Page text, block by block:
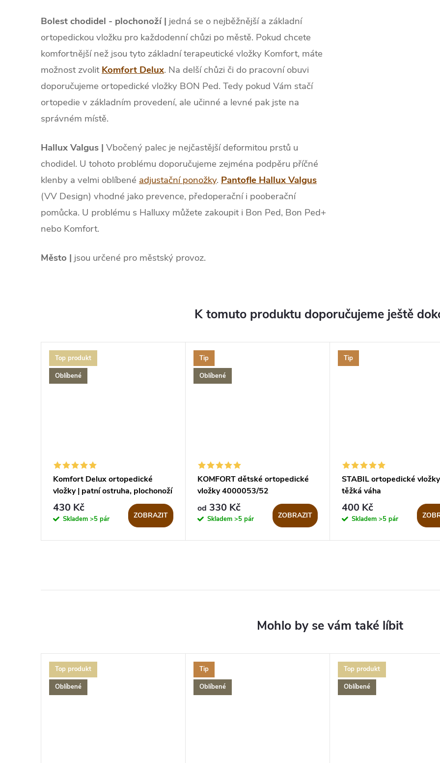
Bolest chodidel - plochonoží | jedná se o nejběžnější a základní
ortopedickou vložku pro každodenní chůzi po městě. Pokud chcete
komfortnější než jsou tyto základní terapeutické vložky Komfort, máte
možnost zvolitKomfort Delux. Na delší chůzi či do pracovní obuvi
doporučujeme ortopedické vložky BON Ped. Tedy pokud Vám stačí
ortopedie v základním provedení, ale učinné a levné pak jste na
správném místě.
Hallux Valgus | Vbočený palec je nejčastější deformitou prstů u
chodidel. U tohoto problému doporučujeme zejména podpěru příčné
klenby a velmi oblíbené adjustační ponožky. Pantofle Hallux Valgus
(VV Design) vhodné jako prevence, předoperační i pooberační
pomůcka. U problému s Halluxy můžete zakoupit i Bon Ped, Bon Ped+
nebo Komfort.
Město | jsou určené pro městský provoz.
K tomuto produktu doporučujeme ještě
Top produkt
Oblíbené
Komfort Delux ortopedické
vložky | patní ostruha, plochonoží
430 Kč
Skladem >5 pár ZOBRAZIT
Tip
Oblíbené
KOMFORT dětské ortopedické
vložky 4000053/52
od 330 Kč
Skladem >5 pár ZOBRAZIT
Tip
STABIL ortopedické
těžká váha
400 Kč
Skladem >5 pár
Top produkt
Oblíbené
Tip
Oblíbené
Top produkt
Oblíbené